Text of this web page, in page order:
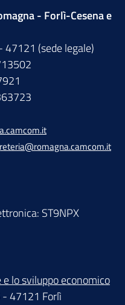
- Forlì-Cesena e
47121 (sede legale)
ST9NPX
lo sviluppo economico
- 47121 Forlì